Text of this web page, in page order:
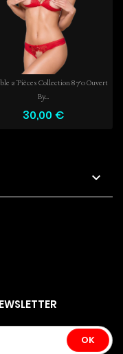
2 Pièces Collection 870 Ouvert
By...
30,00 €
